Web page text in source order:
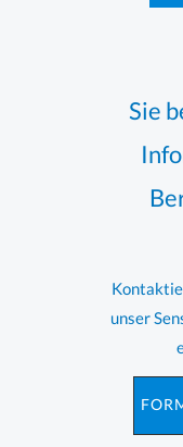
Sie
unser